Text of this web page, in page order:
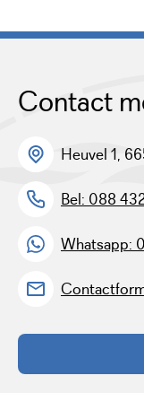
Contact
Heuvel 1,
Bel: 088
Whatsapp: